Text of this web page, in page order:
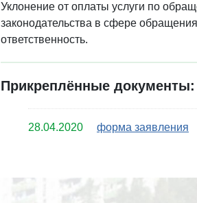
Уклонение от оплаты услуги по
законодательства в сфере
ответственность.
Прикреплённые документы:
28.04.2020 форма заявления